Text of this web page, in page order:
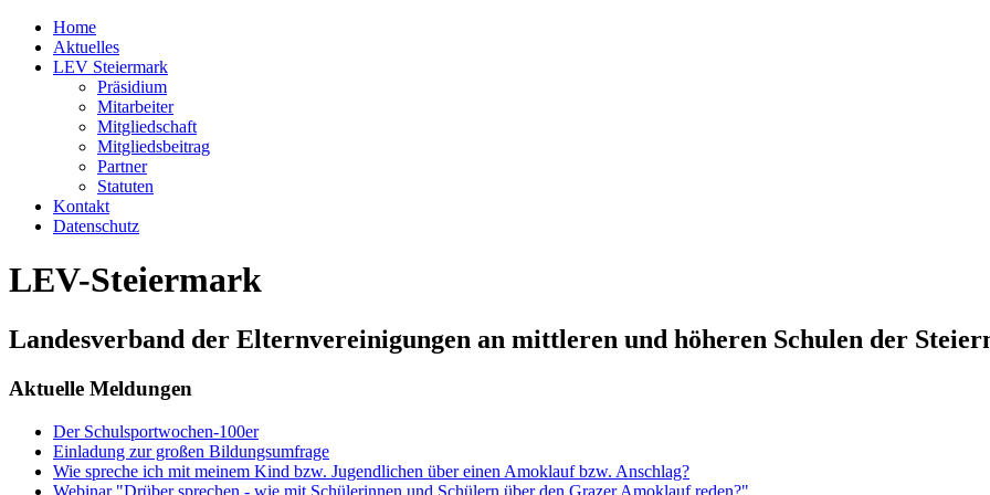
Home
Aktuelles
LEV Steiermark
Präsidium
Mitarbeiter
Mitgliedschaft
Mitgliedsbeitrag
Partner
Statuten
Kontakt
Datenschutz
LEV-Steiermark
Landesverband der Elternvereinigungen an mittleren und höheren Schulen der
Aktuelle Meldungen
Der Schulsportwochen-100er
Einladung zur großen Bildungsumfrage
Wie spreche ich mit meinem Kind bzw. Jugendlichen über einen Amoklauf bzw. Anschlag?
Webinar "Drüber sprechen - wie mit Schülerinnen und Schülern über den Grazer Amoklauf reden?"